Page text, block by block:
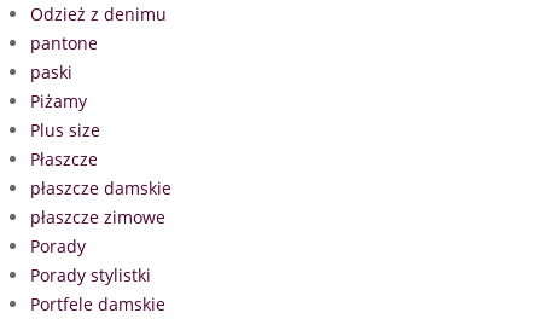
Odzież z denimu
pantone
paski
Piżamy
Plus size
Płaszcze
płaszcze damskie
płaszcze zimowe
Porady
Porady stylistki
Portfele damskie